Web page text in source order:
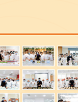
烘焙培
咖啡培
奶茶培